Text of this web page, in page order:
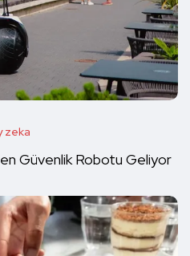
zeka
Güvenlik Robotu Geliyor